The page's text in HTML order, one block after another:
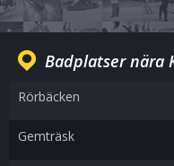
Badplatser nära
Rörbäcken
Gemträsk